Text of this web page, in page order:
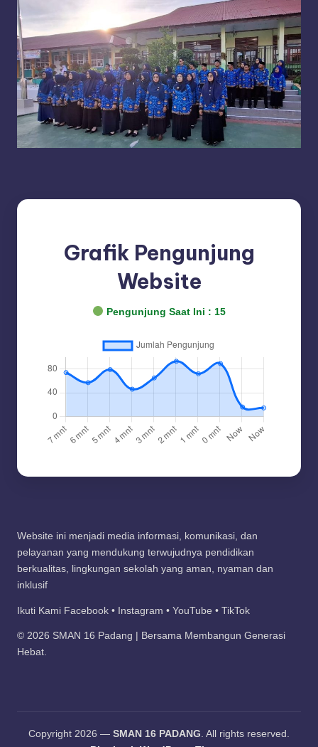
Grafik Pengunjung
Website
Pengunjung Saat Ini : 15
Website ini menjadi media informasi, komunikasi, dan
pelayanan yang mendukung terwujudnya pendidikan
berkualitas, lingkungan sekolah yang aman, nyaman dan
inklusif
Ikuti Kami Facebook • Instagram • YouTube • TikTok
© 2026 SMAN 16 Padang | Bersama Membangun Generasi
Hebat.
Copyright 2026 — SMAN 16 PADANG. All rights reserved.